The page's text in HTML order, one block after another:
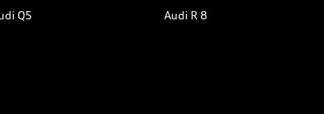
Q5 Audi R 8